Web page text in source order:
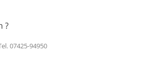
?
07425-94950